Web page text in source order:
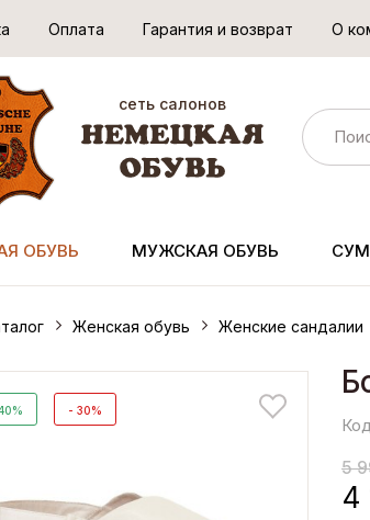
Оплата Гарантия и возврат О
сеть салонов
ОБУВЬ МУЖСКАЯ ОБУВЬ
Женская обувь Женские сандалии
- 30%
5
4